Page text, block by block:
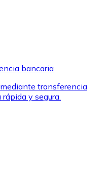
Bitnovo o realiza compras
para comprar
marcas favoritas con
bancaria
transferencia
y segura.